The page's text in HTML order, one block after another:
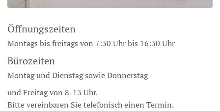
Öffnungszeiten
Montags bis freitags von 7:30 Uhr bis 16:30 Uhr
Bürozeiten
Montag und Dienstag sowie Donnerstag
und Freitag von 8-13 Uhr.
Bitte vereinbaren Sie telefonisch einen Termin.